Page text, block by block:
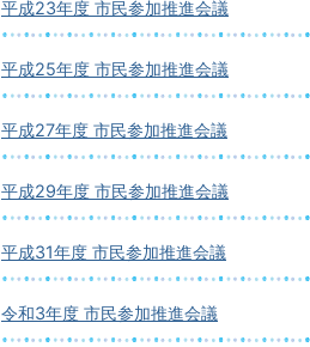
平成23年度 市民参加推進会議
平成25年度 市民参加推進会議
平成27年度 市民参加推進会議
平成29年度 市民参加推進会議
平成31年度 市民参加推進会議
令和3年度 市民参加推進会議